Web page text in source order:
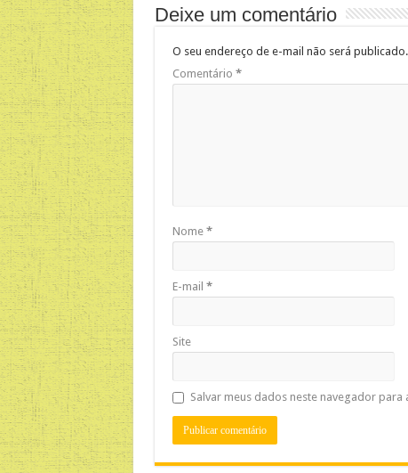
Deixe um comentário
O seu endereço de e-mail não será publicado.
Comentário *
Nome *
E-mail *
Site
Salvar meus dados neste navegador